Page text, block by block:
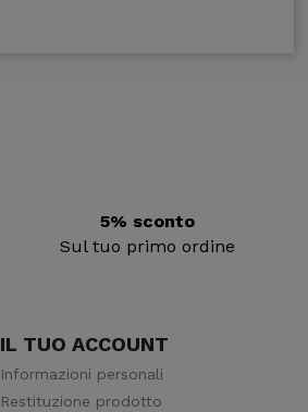
5% sconto
Sul tuo primo ordine
IL TUO ACCOUNT
Informazioni personali
Restituzione prodotto